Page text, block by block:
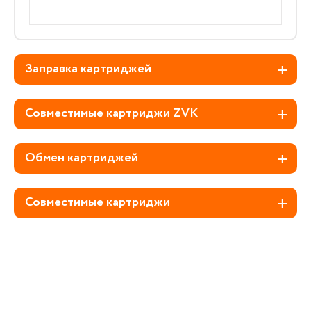
Заправка картриджей
Совместимые картриджи ZVK
Обмен картриджей
Совместимые картриджи